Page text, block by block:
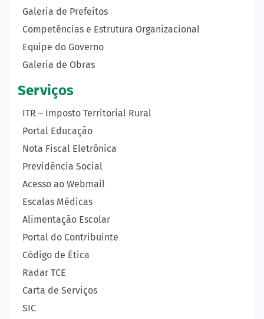
Galeria de Prefeitos
Competências e Estrutura Organizacional
Equipe do Governo
Galeria de Obras
Serviços
ITR – Imposto Territorial Rural
Portal Educação
Nota Fiscal Eletrônica
Previdência Social
Acesso ao Webmail
Escalas Médicas
Alimentação Escolar
Portal do Contribuinte
Código de Ética
Radar TCE
Carta de Serviços
SIC